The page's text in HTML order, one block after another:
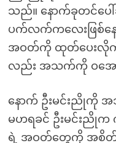
သည်။ နောက်ခုတင်ပေ
ပက်လက်ကလေးဖြစ်န
အဝတ်ကို ထုတ်ပေးလိုက်
လည်း အသက်ကို ဝအေ
နောက် ဦးမင်းညိုကို အသ
မဟရခင် ဦးမင်းညို
ရဲ့ အဝတ်တွေကို အစိတ်